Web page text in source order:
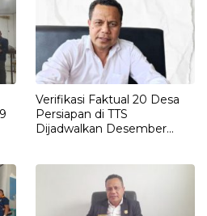
Verifikasi Faktual 20 Desa
Persiapan di TTS
Dijadwalkan Desember